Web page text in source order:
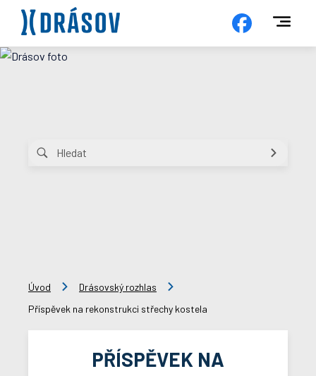
Úvod
Drásovský rozhlas
Příspěvek na rekonstrukci střechy kostela
PŘÍSPĚVEK NA